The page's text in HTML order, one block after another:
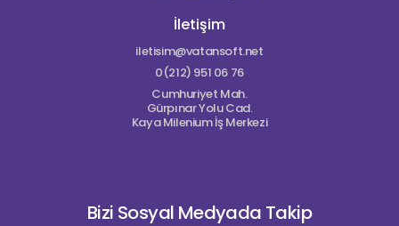
İletişim
iletisim@vatansoft.net
0(212) 951 06 76
Cumhuriyet Mah.
Gürpınar Yolu Cad.
Kaya Milenium İş Merkezi
Bizi Sosyal Medyada Takip